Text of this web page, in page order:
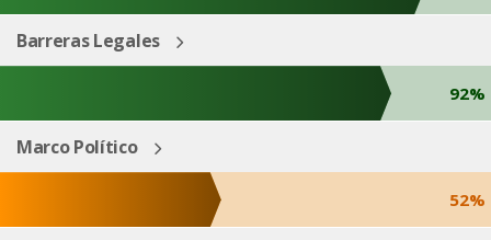
Barreras Legales
92%
Marco Político
52%